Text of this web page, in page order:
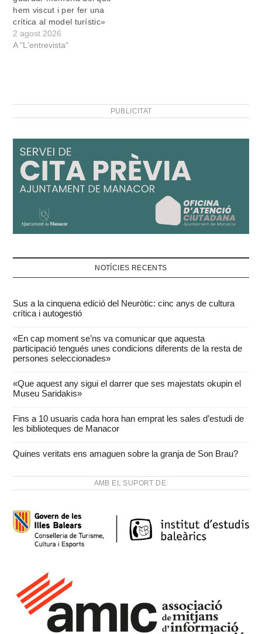
hem viscut i per fer una
crítica al model turístic»
2 agost 2026
A "L'entrevista"
PUBLICITAT
NOTÍCIES RECENTS
Sus a la cinquena edició del Neuròtic: cinc anys de cultura
crítica i autogestió
«En cap moment se’ns va comunicar que aquesta
participació tengués unes condicions diferents de la resta de
persones seleccionades»
«Que aquest any sigui el darrer que ses majestats okupin el
Museu Saridakis»
Fins a 10 usuaris cada hora han emprat les sales d’estudi de
les biblioteques de Manacor
Quines veritats ens amaguen sobre la granja de Son Brau?
AMB EL SUPORT DE: